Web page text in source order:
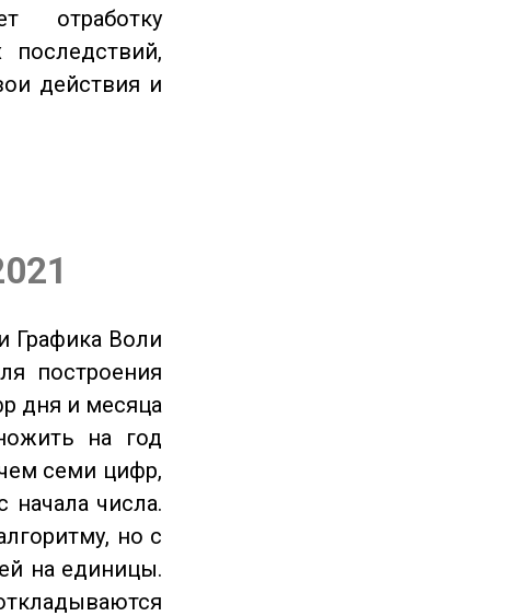
отработку
действия и
Графика Воли
построения
дня и месяца
на год
семи цифр,
числа.
но с
на единицы.